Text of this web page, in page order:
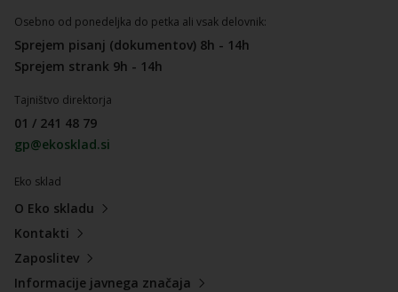
Osebno od ponedeljka do petka ali vsak delovnik:
Sprejem pisanj (dokumentov) 8h - 14h
Sprejem strank 9h - 14h
Tajništvo direktorja
01 / 241 48 79
gp@ekosklad.si
Eko sklad
O Eko skladu
Kontakti
Zaposlitev
Informacije javnega značaja